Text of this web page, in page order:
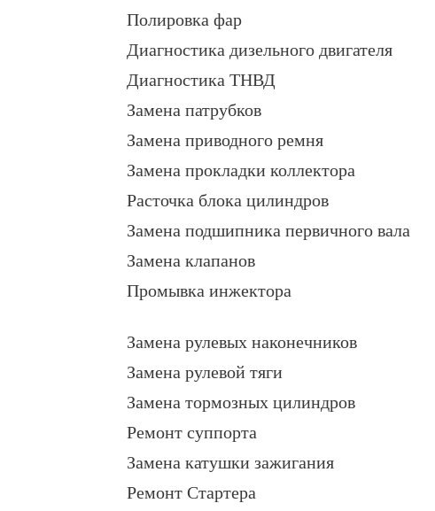
Полировка фар
Диагностика дизельного двигателя
Диагностика ТНВД
Замена патрубков
Замена приводного ремня
Замена прокладки коллектора
Расточка блока цилиндров
Замена подшипника первичного вала
Замена клапанов
Промывка инжектора
Замена рулевых наконечников
Замена рулевой тяги
Замена тормозных цилиндров
Ремонт суппорта
Замена катушки зажигания
Ремонт Стартера